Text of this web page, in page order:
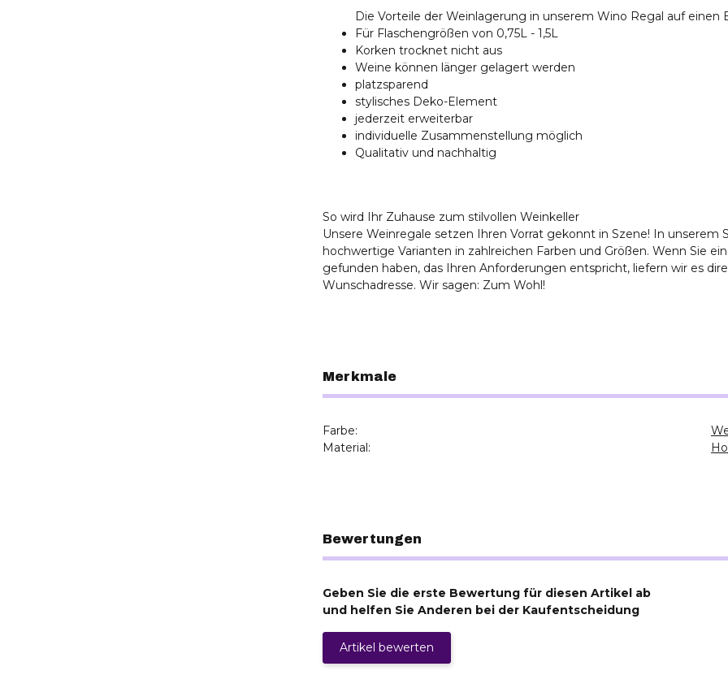
Die Vorteile der Weinlagerung in unserem Wino Regal auf einen
Für Flaschengrößen von 0,75L - 1,5L
Korken trocknet nicht aus
Weine können länger gelagert werden
platzsparend
stylisches Deko-Element
jederzeit erweiterbar
individuelle Zusammenstellung möglich
Qualitativ und nachhaltig
So wird Ihr Zuhause zum stilvollen Weinkeller
Unsere Weinregale setzen Ihren Vorrat gekonnt in Szene! In unserem
hochwertige Varianten in zahlreichen Farben und Größen. Wenn Sie
gefunden haben, das Ihren Anforderungen entspricht, liefern wir es
Wunschadresse. Wir sagen: Zum Wohl!
Merkmale
Farbe:
Material:
Bewertungen
Geben Sie die erste Bewertung für diesen Artikel ab
und helfen Sie Anderen bei der Kaufentscheidung
Artikel bewerten